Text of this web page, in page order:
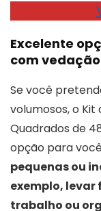
Excelente
com
Se você
volumosos, o Kit
Quadrados de
opção para
pequenas ou
exemplo,
trabalho ou